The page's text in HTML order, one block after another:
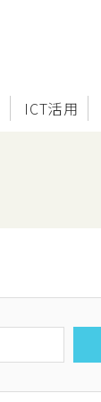
ICT活用